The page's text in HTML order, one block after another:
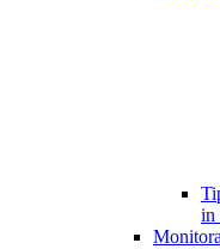
in